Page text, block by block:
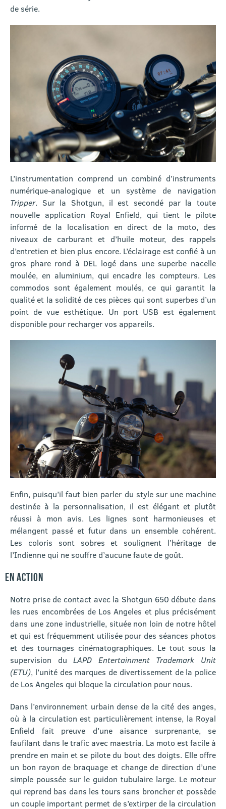
de série.
L’instrumentation comprend un combiné d’instruments
numérique-analogique et un système de navigation
Tripper. Sur la Shotgun, il est secondé par la toute
nouvelle application Royal Enfield, qui tient le pilote
informé de la localisation en direct de la moto, des
niveaux de carburant et d’huile moteur, des rappels
d’entretien et bien plus encore. L’éclairage est confié à un
gros phare rond à DEL logé dans une superbe nacelle
moulée, en aluminium, qui encadre les compteurs. Les
commodos sont également moulés, ce qui garantit la
qualité et la solidité de ces pièces qui sont superbes d’un
point de vue esthétique. Un port USB est également
disponible pour recharger vos appareils.
Enfin, puisqu’il faut bien parler du style sur une machine
destinée à la personnalisation, il est élégant et plutôt
réussi à mon avis. Les lignes sont harmonieuses et
mélangent passé et futur dans un ensemble cohérent.
Les coloris sont sobres et soulignent l’héritage de
l’Indienne qui ne souffre d’aucune faute de goût.
EN ACTION
Notre prise de contact avec la Shotgun 650 débute dans
les rues encombrées de Los Angeles et plus précisément
dans une zone industrielle, située non loin de notre hôtel
et qui est fréquemment utilisée pour des séances photos
et des tournages cinématographiques. Le tout sous la
supervision duLAPD Entertainment Trademark Unit
(ETU), l’unité des marques de divertissement de la police
de Los Angeles qui bloque la circulation pour nous.
Dans l’environnement urbain dense de la cité des anges,
où à la circulation est particulièrement intense, la Royal
Enfield fait preuve d’une aisance surprenante, se
faufilant dans le trafic avec maestria. La moto est facile à
prendre en main et se pilote du bout des doigts. Elle offre
un bon rayon de braquage et change de direction d’une
simple poussée sur le guidon tubulaire large. Le moteur
qui reprend bas dans les tours sans broncher et possède
un couple important permet de s’extirper de la circulation